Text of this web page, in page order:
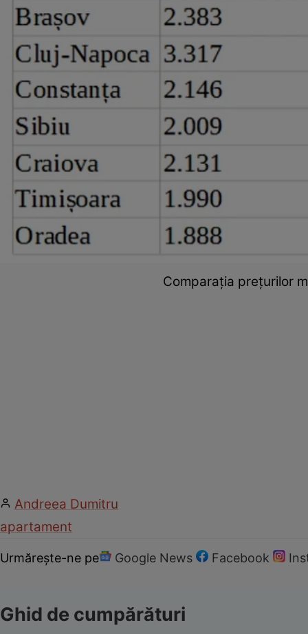
Comparația prețurilor
Andreea Dumitru
apartament
Urmărește-ne pe Google News Facebook
Ghid de cumpărături